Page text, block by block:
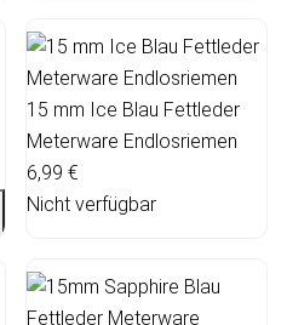
15 mm Ice Blau Fettleder
Meterware Endlosriemen
6,99 €
Nicht verfügbar